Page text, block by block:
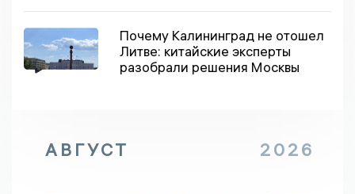
Почему Калининград не отошел
Литве: китайские эксперты
разобрали решения Москвы
АВГУСТ 2026